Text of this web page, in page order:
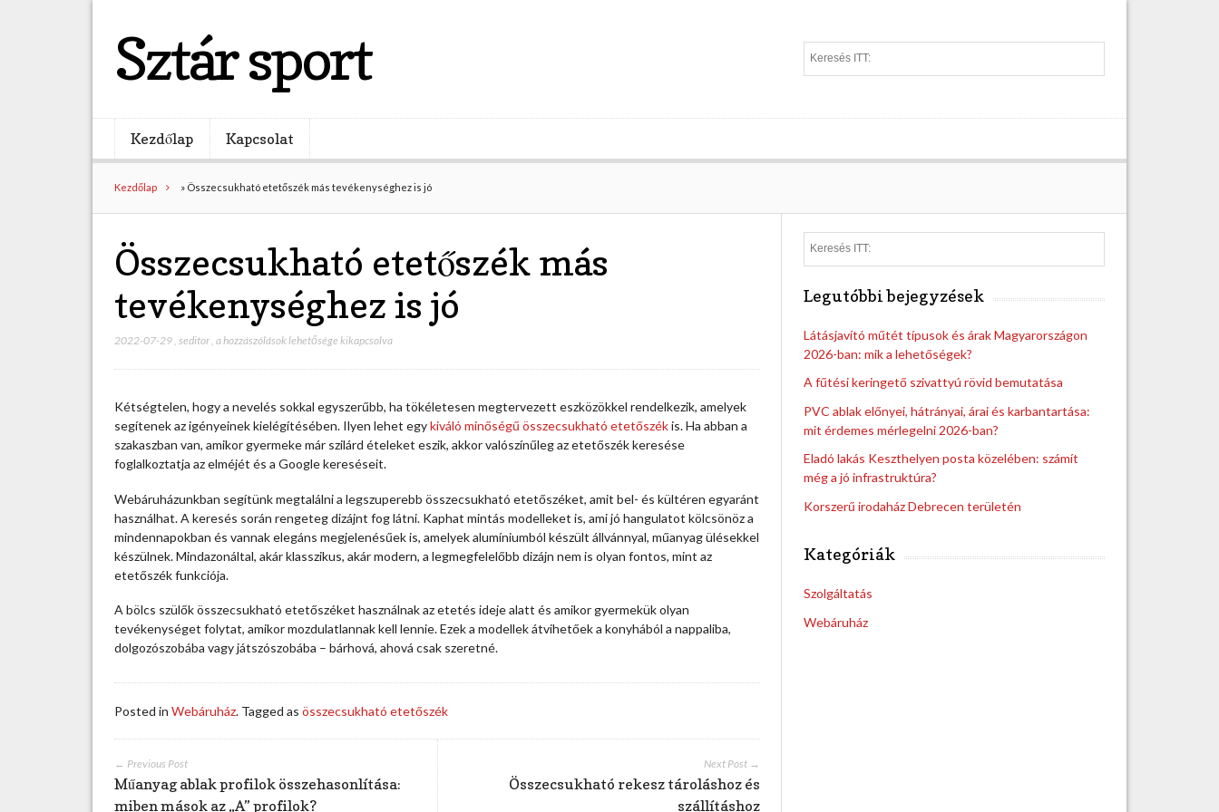
Sztár sport
e
c
Kezdőlap Kapcsolat
Kezdőlap » Összecsukható etetőszék más tevékenységhez is jó
Összecsukható etetőszék más
tevékenységhez is jó
2022-07-29 seditor ,Ö
e
c
s
u
a
ó
t
e
t
s
é
k
s
a hozzászólások lehetősége kikapcsolva
Kétségtelen, hogy a nevelés sokkal egyszerűbb, ha tökéletesen megtervezett eszközökkel rendelkezik, amelyek
segítenek az igényeinek kielégítésében. Ilyen lehet egykiváló minőségű összecsukható etetőszékis. Ha abban a
szakaszban van, amikor gyermeke már szilárd ételeket eszik, akkor valószínűleg az etetőszék keresése
foglalkoztatja az elméjét és a Google kereséseit.
Webáruházunkban segítünk megtalálni a legszuperebb összecsukható etetőszéket, amit bel- és kültéren egyaránt
használhat. A keresés során rengeteg dizájnt fog látni. Kaphat mintás modelleket is, ami jó hangulatot kölcsönöz a
mindennapokban és vannak elegáns megjelenésűek is, amelyek alumíniumból készült állvánnyal, műanyag ülésekkel
készülnek. Mindazonáltal, akár klasszikus, akár modern, a legmegfelelőbb dizájn nem is olyan fontos, mint az
etetőszék funkciója.
A bölcs szülők összecsukható etetőszéket használnak az etetés ideje alatt és amikor gyermekük olyan
tevékenységet folytat, amikor mozdulatlannak kell lennie. Ezek a modellek átvihetőek a konyhából a nappaliba,
dolgozószobába vagy játszószobába – bárhová, ahová csak szeretné.
Posted inWebáruház. Tagged asösszecsukható etetőszék
Next Post →
Összecsukható rekesz tároláshoz és
szállításhoz
← Previous Post
Műanyag ablak profilok összehasonlítása:
miben mások az „A” profilok?
e
Legutóbbi bejegyzések
Látásjavító műtét típusok és árak Magyarországon
2026-ban: mik a lehetőségek?
A fűtési keringető szivattyú rövid bemutatása
PVC ablak előnyei, hátrányai, árai és karbantartása:
mit érdemes mérlegelni 2026-ban?
Eladó lakás Keszthelyen posta közelében: számít
még a jó infrastruktúra?
Korszerű irodaház Debrecen területén
Kategóriák
Szolgáltatás
Webáruház